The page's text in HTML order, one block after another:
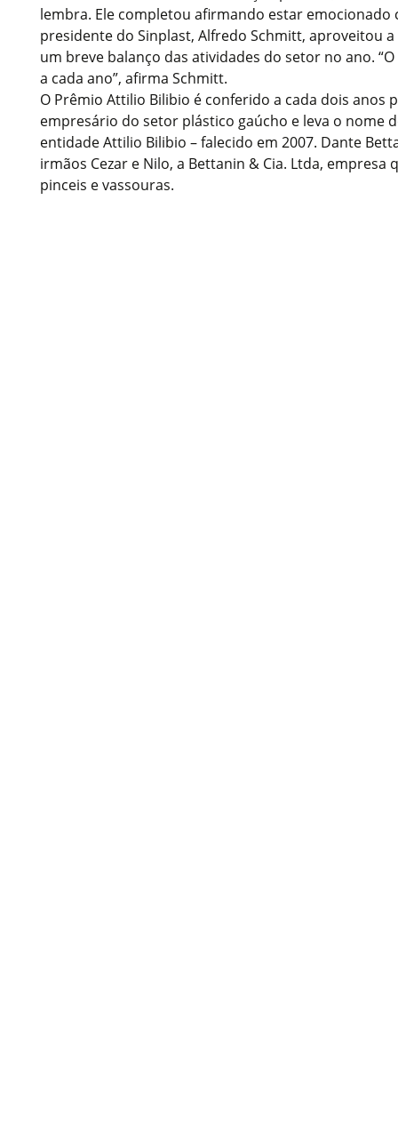
lembra. Ele completou afirmando estar emocionado
presidente do Sinplast, Alfredo Schmitt, aproveitou
um breve balanço das atividades do setor no ano.
a cada ano”, afirma Schmitt.
O Prêmio Attilio Bilibio é conferido a cada dois anos
empresário do setor plástico gaúcho e leva o nome
entidade Attilio Bilibio – falecido em 2007. Dante
irmãos Cezar e Nilo, a Bettanin & Cia. Ltda, empresa
pinceis e vassouras.